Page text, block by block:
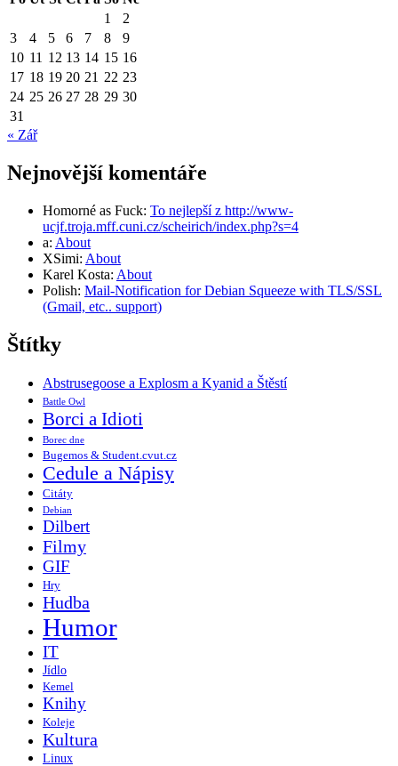
1
2
3
4 5 6 7 8
9
10 11 12 13 14 15 16
17 18 19 20 21 22 23
24 25 26 27 28 29 30
31
« Zář
Nejnovější komentáře
Homorné as Fuck: To nejlepší z http://www-
ucjf.troja.mff.cuni.cz/scheirich/index.php?s=4
a: About
XSimi: About
Karel Kosta: About
Polish: Mail-Notification for Debian Squeeze with TLS/SSL
(Gmail, etc.. support)
Štítky
Abstrusegoose a Explosm a Kyanid a Štěstí
Battle Owl
Borci a Idioti
Borec dne
Bugemos & Student.cvut.cz
Cedule a Nápisy
Citáty
Debian
Dilbert
Filmy
GIF
Hry
Hudba
Humor
IT
Jídlo
Kemel
Knihy
Koleje
Kultura
Linux